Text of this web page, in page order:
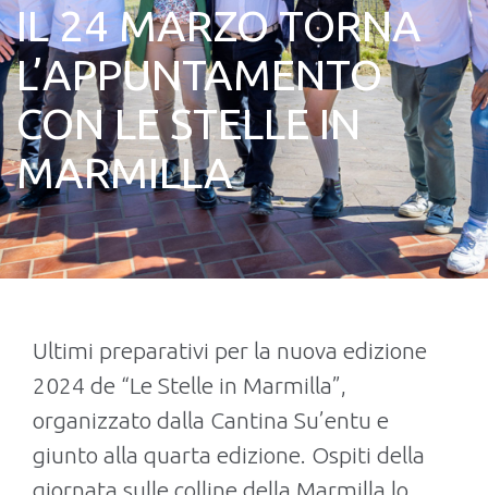
IL 24 MARZO TORNA
L’APPUNTAMENTO
CON LE STELLE IN
MARMILLA
Ultimi preparativi per la nuova edizione
2024 de “Le Stelle in Marmilla”,
organizzato dalla Cantina Su’entu e
giunto alla quarta edizione. Ospiti della
giornata sulle colline della Marmilla lo